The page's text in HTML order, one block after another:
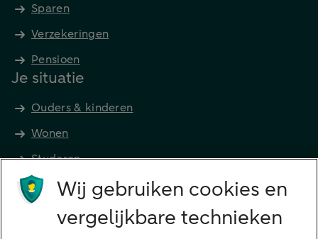
Sparen
Verzekeringen
Pensioen
Je situatie
Ouders & kinderen
Wonen
Studeren
Preferred Banking
Wij gebruiken cookies en
vergelijkbare technieken